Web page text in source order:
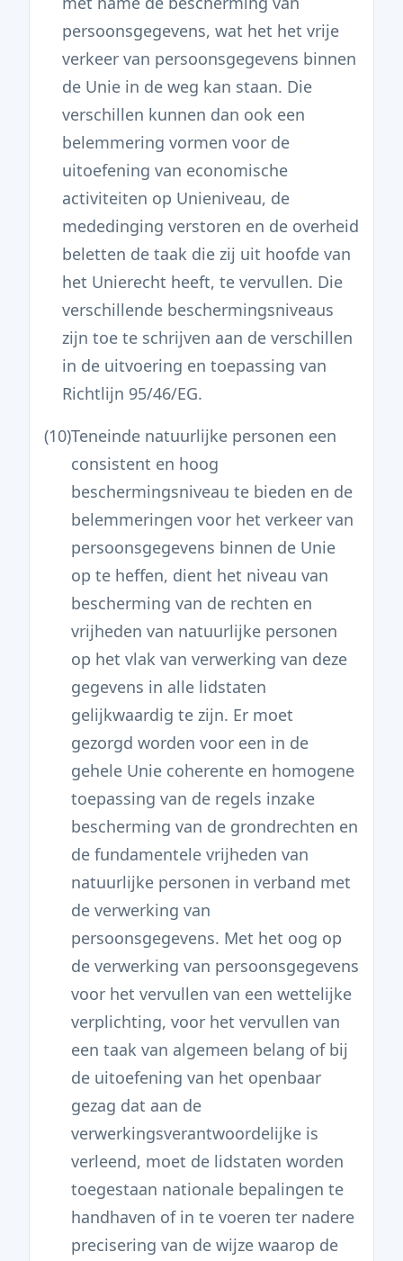
persoonsgegevens, wat het het vrije
verkeer van persoonsgegevens binnen
de Unie in de weg kan staan. Die
verschillen kunnen dan ook een
belemmering vormen voor de
uitoefening van economische
activiteiten op Unieniveau, de
mededinging verstoren en de overheid
beletten de taak die zij uit hoofde van
het Unierecht heeft, te vervullen. Die
verschillende beschermingsniveaus
zijn toe te schrijven aan de verschillen
in de uitvoering en toepassing van
Richtlijn 95/46/EG.
(10)Teneinde natuurlijke personen een
consistent en hoog
beschermingsniveau te bieden en de
belemmeringen voor het verkeer van
persoonsgegevens binnen de Unie
op te heffen, dient het niveau van
bescherming van de rechten en
vrijheden van natuurlijke personen
op het vlak van verwerking van deze
gegevens in alle lidstaten
gelijkwaardig te zijn. Er moet
gezorgd worden voor een in de
gehele Unie coherente en homogene
toepassing van de regels inzake
bescherming van de grondrechten en
de fundamentele vrijheden van
natuurlijke personen in verband met
de verwerking van
persoonsgegevens. Met het oog op
de verwerking van persoonsgegevens
voor het vervullen van een wettelijke
verplichting, voor het vervullen van
een taak van algemeen belang of bij
de uitoefening van het openbaar
gezag dat aan de
verwerkingsverantwoordelijke is
verleend, moet de lidstaten worden
toegestaan nationale bepalingen te
handhaven of in te voeren ter nadere
precisering van de wijze waarop de